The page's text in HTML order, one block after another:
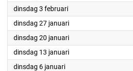
dinsdag 3 februari2026
dinsdag 27 januari2026
dinsdag 20 januari2026
dinsdag 13 januari2026
dinsdag 6 januari2026